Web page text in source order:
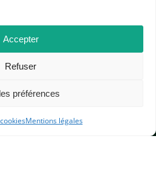
Accepter
Refuser
préférences
Mentions légales
d'histoire et géographie
0(1) 42 33 62 37
75065 Paris Cedex 02
NOUS